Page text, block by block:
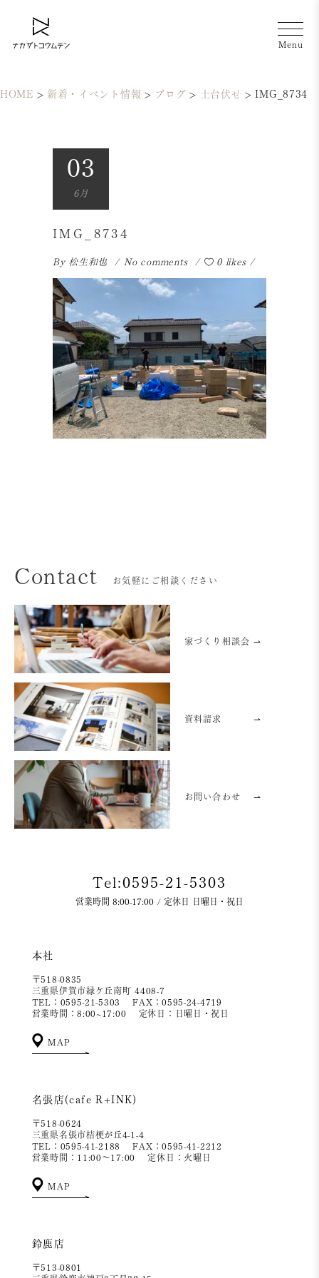
HOME > 新着・イベント情報 > ブログ > 土台伏せ > IMG_8734
03
6月
IMG_8734
By 松生和也 No comments 0 likes
Contact お気軽にご相談ください
家づくり相談会 ⇀
資料請求 ⇀
お問い合わせ ⇀
Tel:0595-21-5303
営業時間 8:00-17:00 / 定休日 日曜日・祝日
本社
〒518-0835
三重県伊賀市緑ケ丘南町 4408-7
TEL：0595-21-5303
FAX：0595-24-4719
営業時間：8:00~17:00
定休日：日曜日・祝日
MAP
名張店(cafe R+INK)
〒518-0624
三重県名張市桔梗が丘4-1-4
TEL：0595-41-2188
FAX：0595-41-2212
営業時間：11:00～17:00
定休日：火曜日
MAP
鈴鹿店
〒513-0801